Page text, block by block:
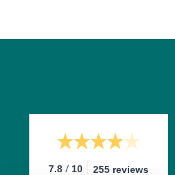
7.8 / 10 255 reviews